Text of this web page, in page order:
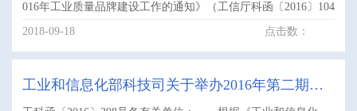
016年工业质量品牌建设工作的通知》（工信厅科函〔2016〕104
号）的精神，进一步促进企业加快质量、品牌专业人才队伍.....
2018-09-18 点击数：
工业和信息化部科技司关于举办2016年第二期质